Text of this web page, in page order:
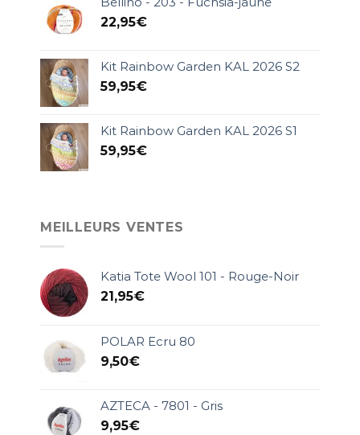
22,95€
Kit Rainbow Garden KAL 2026 S2
59,95€
Kit Rainbow Garden KAL 2026 S1
59,95€
MEILLEURS VENTES
Katia Tote Wool 101 - Rouge-Noir
21,95€
POLAR Ecru 80
9,50€
AZTECA - 7801 - Gris
9,95€